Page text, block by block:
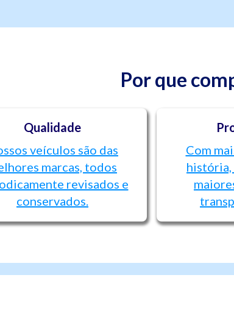
Por que
Qualidade
veículos são das
marcas, todos
revisados e
conservados.
Com
história,